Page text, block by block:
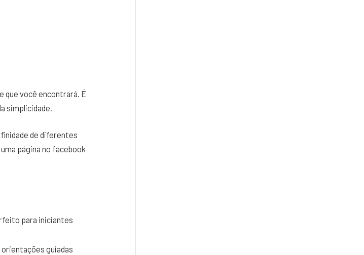
que você encontrará. É
simplicidade.
de diferentes
página no facebook
para iniciantes
guiadas